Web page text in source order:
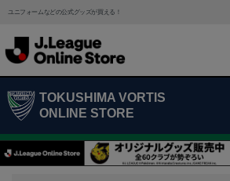
ユニフォームなどの公式グッズが買える！
TOKUSHIMA VORTIS
ONLINE STORE